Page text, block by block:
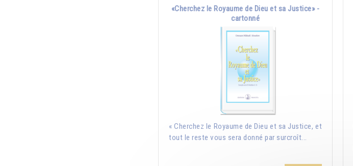
«Cherchez le Royaume de Dieu et sa Justice» -
cartonné
« Cherchez le Royaume de Dieu et sa Justice, et
tout le reste vous sera donné par surcroît...